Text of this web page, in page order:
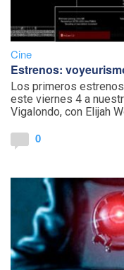
Cine
Estrenos:
Los primeros
este viernes 4 a
Vigalondo, con Elijah
0